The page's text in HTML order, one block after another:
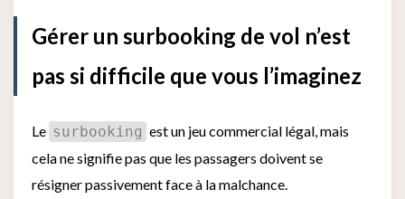
Gérer un surbooking de vol n’est
pas si difficile que vous l’imaginez
Le surbooking est un jeu commercial légal, mais
cela ne signifie pas que les passagers doivent se
résigner passivement face à la malchance.